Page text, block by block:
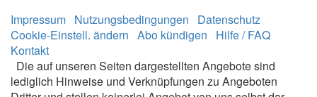
Impressum Nutzungsbedingungen
Datenschutz
Cookie-Einstell. ändern Abo kündigen
Hilfe / FAQ
Kontakt
Die auf unseren Seiten dargestellten Angebote sind
lediglich Hinweise und Verknüpfungen zu Angeboten